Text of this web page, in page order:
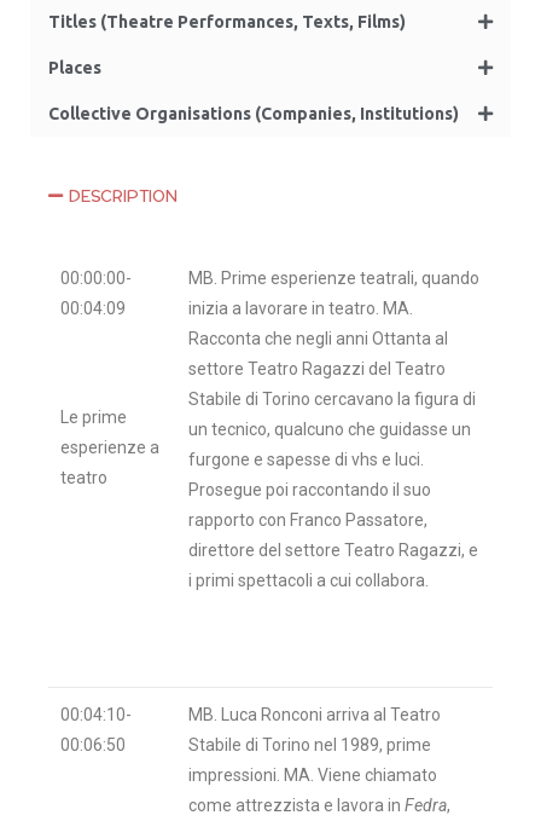
Titles (Theatre Performances, Texts, Films)
Places
Collective Organisations (Companies, Institutions)
DESCRIPTION
00:00:00-
00:04:09
Le prime
esperienze a
teatro
MB. Prime esperienze teatrali, quando
inizia a lavorare in teatro. MA.
Racconta che negli anni Ottanta al
settore Teatro Ragazzi del Teatro
Stabile di Torino cercavano la figura di
un tecnico, qualcuno che guidasse un
furgone e sapesse di vhs e luci.
Prosegue poi raccontando il suo
rapporto con Franco Passatore,
direttore del settore Teatro Ragazzi, e
i primi spettacoli a cui collabora.
00:04:10-
00:06:50
MB. Luca Ronconi arriva al Teatro
Stabile di Torino nel 1989, prime
impressioni. MA. Viene chiamato
come attrezzista e lavora in Fedra,